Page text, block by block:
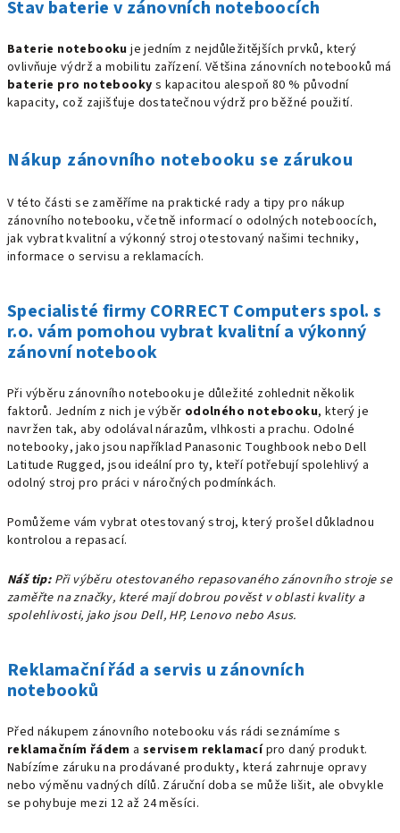
Stav baterie v zánovních noteboocích
Baterie notebooku je jedním z nejdůležitějších prvků, který
ovlivňuje výdrž a mobilitu zařízení. Většina zánovních notebooků má
baterie pro notebooky s kapacitou alespoň 80 % původní
kapacity, což zajišťuje dostatečnou výdrž pro běžné použití.
Nákup zánovního notebooku se zárukou
V této části se zaměříme na praktické rady a tipy pro nákup
zánovního notebooku, včetně informací o odolných noteboocích,
jak vybrat kvalitní a výkonný stroj otestovaný našimi techniky,
informace o servisu a reklamacích.
Specialisté firmy CORRECT Computers spol. s
r.o. vám pomohou vybrat kvalitní a výkonný
zánovní notebook
Při výběru zánovního notebooku je důležité zohlednit několik
faktorů. Jedním z nich je výběr odolného notebooku, který je
navržen tak, aby odolával nárazům, vlhkosti a prachu. Odolné
notebooky, jako jsou například Panasonic Toughbook nebo Dell
Latitude Rugged, jsou ideální pro ty, kteří potřebují spolehlivý a
odolný stroj pro práci v náročných podmínkách.
Pomůžeme vám vybrat otestovaný stroj, který prošel důkladnou
kontrolou a repasací.
Náš tip:Při výběru otestovaného repasovaného zánovního stroje se
zaměřte na značky, které mají dobrou pověst v oblasti kvality a
spolehlivosti, jako jsou Dell, HP, Lenovo nebo Asus.
Reklamační řád a servis u zánovních
notebooků
Před nákupem zánovního notebooku vás rádi seznámíme s
reklamačním řádem aservisem reklamacípro daný produkt.
Nabízíme záruku na prodávané produkty, která zahrnuje opravy
nebo výměnu vadných dílů. Záruční doba se může lišit, ale obvykle
se pohybuje mezi 12 až 24 měsíci.